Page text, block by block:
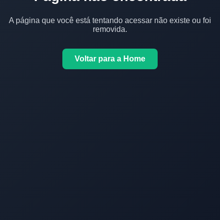
A página que você está tentando acessar não existe ou foi
removida.
Voltar para a Home